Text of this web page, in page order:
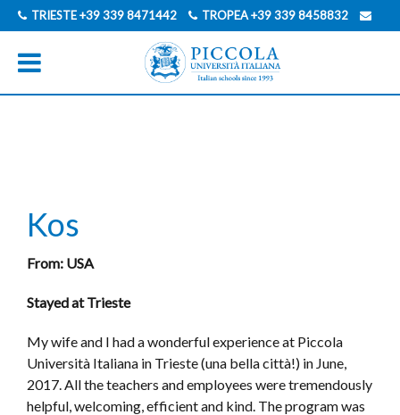
TRIESTE+39 339 8471442 TROPEA+39 339 8458832
INFO@PICCOLAUNIVERSITAITALIANA.COM
GERMAN
Kos
From: USA
Stayed at Trieste
My wife and I had a wonderful experience at Piccola
Università Italiana in Trieste (una bella città!) in June,
2017. All the teachers and employees were tremendously
helpful, welcoming, efficient and kind. The program was